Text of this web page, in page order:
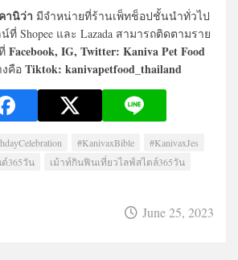
านิว่า มีจำหน่ายที่ร้านเพ็ทช็อปชั้นนำทั่วไป
Shopee และ Lazada สามารถติดตามราย
Facebook, IG, Twitter: Kaniva Pet Food
คือTiktok: kanivapetfood_thailand
#KanivaxBible
#KanivaxJes
365วัน
เม้าท์กินฟินเที่ยวไลฟ์สไตล์365วัน
June 25, 2023